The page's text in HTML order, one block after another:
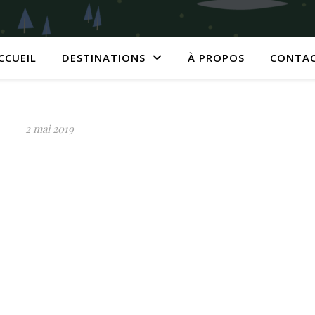
DESTINATIONS À PROPOS
2 mai 2019